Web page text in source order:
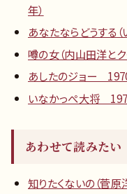
年）
あなたならどうする
噂の女（内山田洋とク
あしたのジョー
いなかっぺ大将
あわせて読みたい
知りたくないの（菅